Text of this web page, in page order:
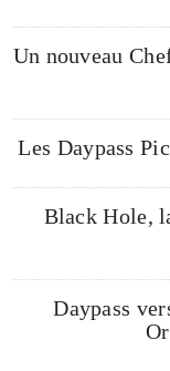
Un nouveau
Les Daypass
Black Hole,
Daypass